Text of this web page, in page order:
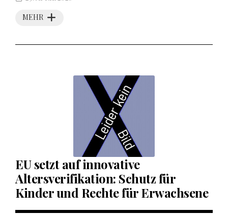
MEHR
EU setzt auf innovative
Altersverifikation: Schutz für
Kinder und Rechte für Erwachsene